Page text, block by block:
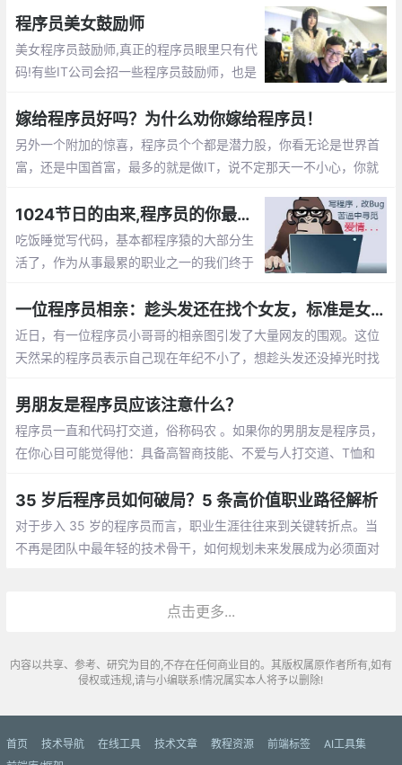
担心以后的出路了。那么未来大龄程序员的
出路在哪呢？
程序员美女鼓励师
美女程序员鼓励师,真正的程序员眼里只有代
码!有些IT公司会招一些程序员鼓励师，也是
程序员鼓励师的作用，她们总是能激发程序
员们的肾上腺素分泌。
嫁给程序员好吗？为什么劝你嫁给程序员！
另外一个附加的惊喜，程序员个个都是潜力股，你看无论是世界首
富，还是中国首富，最多的就是做IT，说不定那天一不小心，你就
序员收入稳定，生活安逸，属于长期持有型成长股
1024节日的由来,程序员的你最想对自己说的是什么？【1024程序员节日】
吃饭睡觉写代码，基本都程序猿的大部分生
活了，作为从事最累的职业之一的我们终于
序员致敬，向自己致敬，向未来致敬。
一位程序员相亲：趁头发还在找个女友，标准是女孩就行
近日，有一位程序员小哥哥的相亲图引发了大量网友的围观。这位
天然呆的程序员表示自己现在年纪不小了，想趁头发还没掉光时找
男朋友是程序员应该注意什么？
程序员一直和代码打交道，俗称码农 。如果你的男朋友是程序员，
在你心目可能觉得他：具备高智商技能、不爱与人打交道、T恤和
相处呢，需要你应该注意什么呢？
35 岁后程序员如何破局？5 条高价值职业路径解析
对于步入 35 岁的程序员而言，职业生涯往往来到关键转折点。当
不再是团队中最年轻的技术骨干，如何规划未来发展成为必须面对
点击更多...
内容以共享、参考、研究为目的,不存在任何商业目的。其版权属原作者所有,如有
侵权或违规,请与小编联系!情况属实本人将予以删除!
首页 技术导航 在线工具 技术文章 教程资源 前端标签
AI工具集